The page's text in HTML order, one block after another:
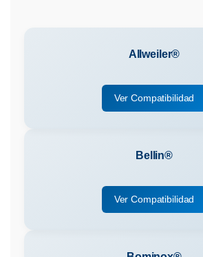
Allweiler®
Ver Compatibilidad
Bellin®
Ver Compatibilidad